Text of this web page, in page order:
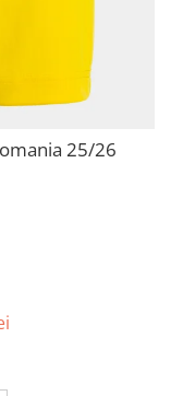
25/26